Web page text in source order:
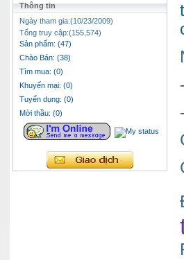
Thông tin
Ngày tham gia:(10/23/2009)
Tổng truy cập:(155,574)
Sản phẩm: (47)
Chào Bán: (38)
Tìm mua: (0)
Khuyến mại: (0)
Tuyển dụng: (0)
Mời thầu: (0)